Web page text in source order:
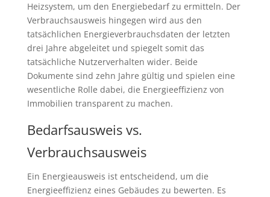
Heizsystem, um den Energiebedarf zu ermitteln. Der
Verbrauchsausweis hingegen wird aus den
tatsächlichen Energieverbrauchsdaten der letzten
drei Jahre abgeleitet und spiegelt somit das
tatsächliche Nutzerverhalten wider. Beide
Dokumente sind zehn Jahre gültig und spielen eine
wesentliche Rolle dabei, die Energieeffizienz von
Immobilien transparent zu machen.
Bedarfsausweis vs.
Verbrauchsausweis
Ein Energieausweis ist entscheidend, um die
Energieeffizienz eines Gebäudes zu bewerten. Es